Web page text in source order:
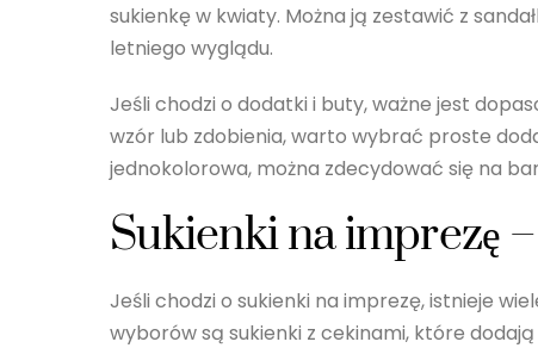
sukienkę w kwiaty. Można ją zestawić z
letniego wyglądu.
Jeśli chodzi o dodatki i buty, ważne jest
wzór lub zdobienia, warto wybrać proste
jednokolorowa, można zdecydować się na
Sukienki na imprezę
Jeśli chodzi o sukienki na imprezę, istnieje
wyborów są sukienki z cekinami, które